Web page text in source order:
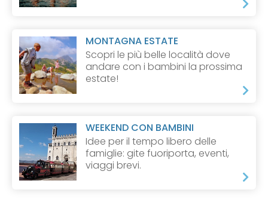
MONTAGNA ESTATE
Scopri le più belle località dove
andare con i bambini la prossima
estate!
WEEKEND CON BAMBINI
Idee per il tempo libero delle
famiglie: gite fuoriporta, eventi,
viaggi brevi.